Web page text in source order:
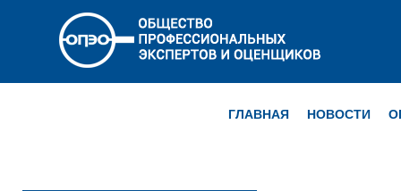
ГЛАВНАЯ НОВОСТИ